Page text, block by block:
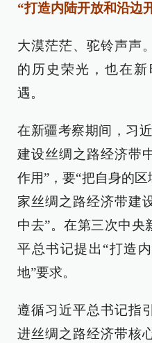
“打造内陆开放和沿边
大漠茫茫、驼铃声声
的历史荣光，也在
遇。
在新疆考察期间，习
建设丝绸之路经济带
作用”，要“把自身的
家丝绸之路经济带建
中去”。在第三次中央
平总书记提出“打造
地”要求。
遵循习近平总书记指
进丝绸之路经济带核